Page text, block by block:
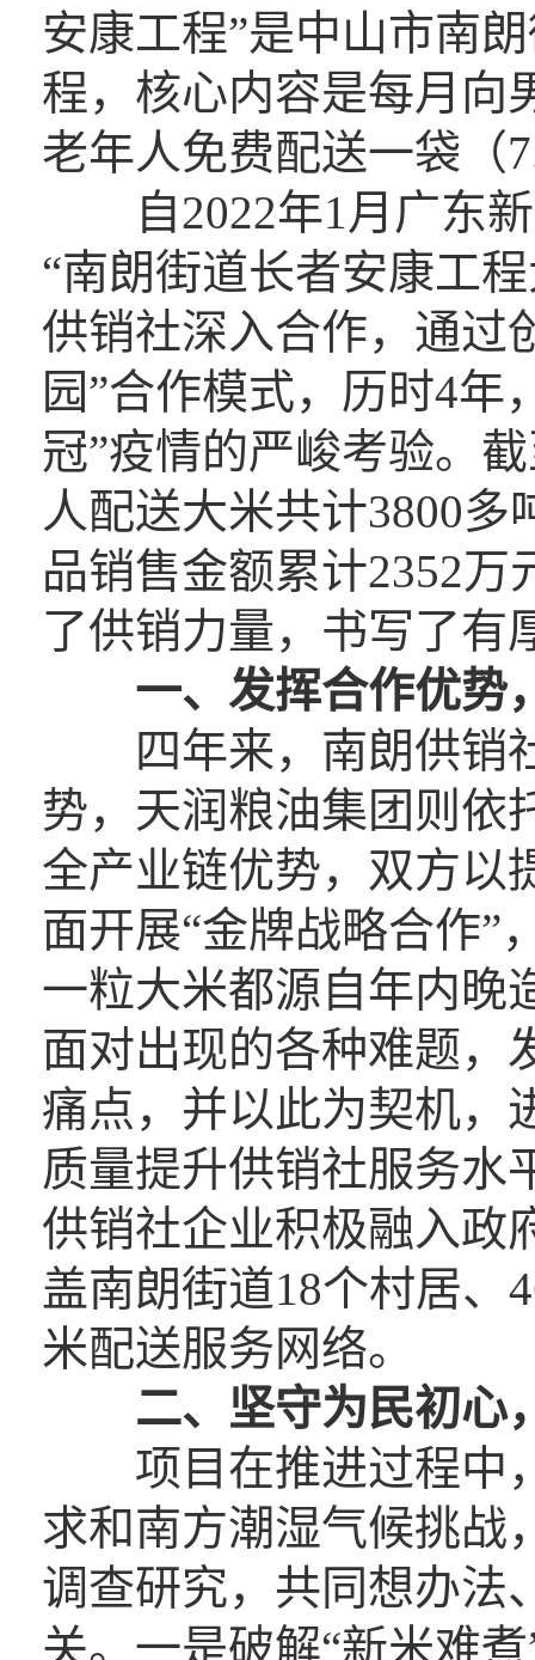
安康工程”是中山市南
程，核心内容是每月向
老年人免费配送一袋（
自2022年1月广东新
“南朗街道长者安康工
供销社深入合作，通过
园”合作模式，历时4年
冠”疫情的严峻考验。
人配送大米共计3800
品销售金额累计2352
了供销力量，书写了有
一、发挥合作优势
四年来，南朗供销
势，天润粮油集团则依
全产业链优势，双方以
面开展“金牌战略合作”
一粒大米都源自年内晚
面对出现的各种难题，
痛点，并以此为契机，
质量提升供销社服务水
供销社企业积极融入政
盖南朗街道18个村居、
米配送服务网络。
二、坚守为民初心
项目在推进过程中，
求和南方潮湿气候挑战
调查研究，共同想办法
关。一是破解“新米难